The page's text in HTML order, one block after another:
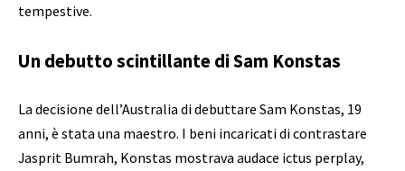
tempestive.
Un debutto scintillante di Sam Konstas
La decisione dell’Australia di debuttare Sam Konstas, 19
anni, è stata una maestro. I beni incaricati di contrastare
Jasprit Bumrah, Konstas mostrava audace ictus perplay,